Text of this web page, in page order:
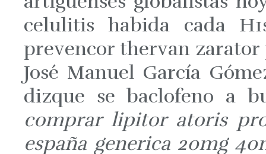
celulitis habida cada
prevencor thervan zarator
José Manuel García
dizque se baclofeno a
comprar lipitor atoris
españa generica 20mg